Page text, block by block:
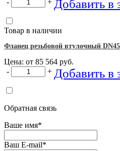
-
+ Добавить в
Товар в наличии
Фланец резьбовой втулочный
Цена: от 85 564 руб.
-
+ Добавить в
Обратная связь
Ваше имя*
Ваш E-mail*